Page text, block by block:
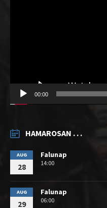
00:00
HAMAROSAN . . .
AUG
28
Falunap
14:00
AUG
29
Falunap
06:00